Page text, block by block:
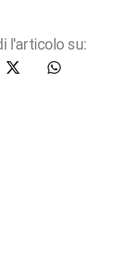
l'articolo su: